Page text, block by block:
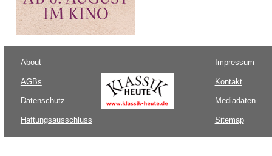
About
AGBs
Datenschutz
Haftungsausschluss
Impressum
Kontakt
Mediadaten
Sitemap